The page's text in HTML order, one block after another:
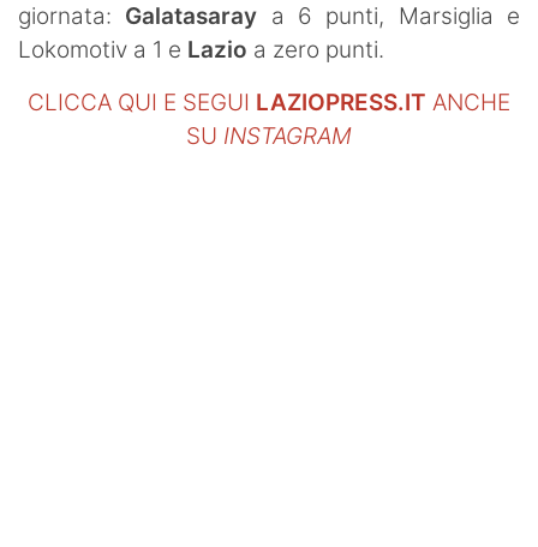
giornata: Galatasaray a 6 punti, Marsiglia e
Lokomotiv a 1 e Lazio a zero punti.
CLICCA QUI E SEGUI LAZIOPRESS.IT ANCHE
SU INSTAGRAM